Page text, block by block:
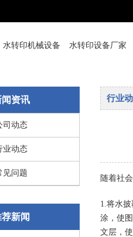
水转印机械设备 水转印设备厂家
闻资讯
司动态
业动态
见问题
新闻
行业
随着社
1.将水
涂，使
文层，